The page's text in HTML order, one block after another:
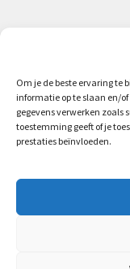
Om je de beste ervaring te
informatie op te slaan en/
gegevens verwerken zoals
toestemming geeft of je
prestaties beïnvloeden.
Algemene
Privacy &